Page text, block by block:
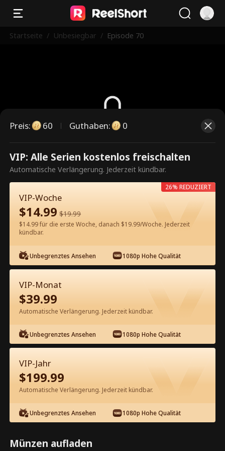
Startseite / Unbesiegbar / Episode 70
Dies ist eine kostenpflichtige
Episode. Bitte entsperren, um
weiterzusehen.
60Jetzt entsperren
Kostenlos in der App ansehen
Episode 70 - Unbesiegbar Kompletter
Film
1-50 51-100 101-115
70 71 73 74
Preis: 60 Guthaben: 0
VIP: Alle Serien kostenlos freischalten
Automatische Verlängerung. Jederzeit kündbar.
VIP-Woche
$14.99 $19.99
$14.99 für die erste Woche, danach $19.99/Woche. Jederzeit
kündbar.
Unbegrenztes Ansehen 1080p Hohe Qualität
26% REDUZIERT
VIP-Monat
$39.99
Automatische Verlängerung. Jederzeit kündbar.
Unbegrenztes Ansehen 1080p Hohe Qualität
VIP-Jahr
$199.99
Automatische Verlängerung. Jederzeit kündbar.
Unbegrenztes Ansehen 1080p Hohe Qualität
Münzen aufladen